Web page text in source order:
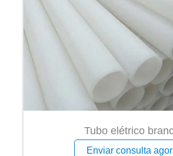
Tubo elétrico
Enviar consulta